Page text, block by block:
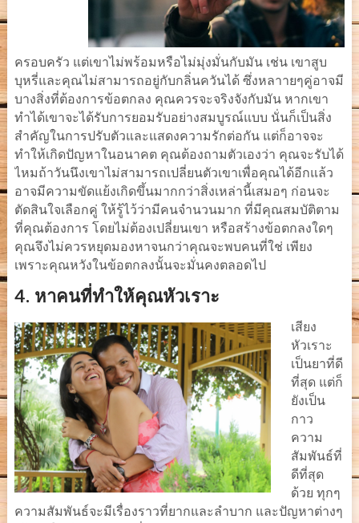
ครอบครัว แต่เขาไม่พร้อมหรือไม่มุ่งมั่นกับมัน เช่น เขาสูบ
บุหรี่และคุณไม่สามารถอยู่กับกลิ่นควันได้ ซึ่งหลาายๆคู่อาจมี
บางสิ่งที่ต้องการข้อตกลง คุณควรจะจริงจังกับมัน หากเขา
ทำได้เขาจะได้รับการยอมรับอย่างสมบูรณ์แบบ นั่นก็เป็นสิ่ง
สำคัญในการปรับตัวและแสดงความรักต่อกัน แต่ก็อาจจะ
ทำให้เกิดปัญหาในอนาคต คุณต้องถามตัวเองว่า คุณจะรับได้
ไหมถ้าวันนึงเขาไม่สามารถเปลี่ยนตัวเขาเพื่อคุณได้อีกแล้ว
อาจมีความขัดแย้งเกิดขึ้นมากกว่าสิ่งเหล่านี้เสมอๆ ก่อนจะ
ตัดสินใจเลือกคู่ ให้รู้ไว้ว่ามีคนจำนวนมาก ที่มีคุณสมบัติตาม
ที่คุณต้องการ โดยไม่ต้องเปลี่ยนเขา หรือสร้างข้อตกลงใดๆ
คุณจึงไม่ควรหยุดมองหาจนกว่าคุณจะพบคนที่ใช่ เพียง
เพราะคุณหวังในข้อตกลงนั้นจะมั่นคงตลอดไป
4. หาคนที่ทำให้คุณหัวเราะ
เสียง
หัวเราะ
เป็นยาที่ดี
ที่สุด แต่ก็
ยังเป็น
กาว
ความ
สัมพันธ์ที่
ดีที่สุด
ด้วย ทุกๆ
ความสัมพันธ์จะมีเรื่องราวที่ยากและลำบาก และปัญหาต่างๆ